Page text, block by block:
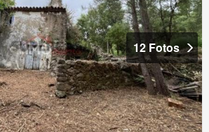
12 Fotos